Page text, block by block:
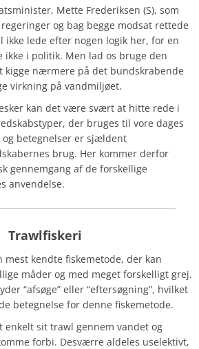
Mette Frederiksen (S), som
og bag begge modsat rettede
ikke lede efter nogen logik her, for en
i politik. Men lad os bruge den
kigge nærmere på det bundskrabende
virkning på vandmiljøet.
kan det være svært at hitte rede i
der bruges til vore dages
og betegnelser er sjældent
brug. Her kommer derfor
gennemgang af de forskellige
anvendelse.
Trawlfiskeri
mest kendte fiskemetode, der kan
måder og med meget forskelligt grej.
“afsøge” eller “eftersøgning”, hvilket
betegnelse for denne fiskemetode.
sit trawl gennem vandet og
forbi. Desværre aldeles uselektivt,